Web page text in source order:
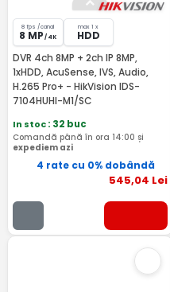
8 fps /canal
8 MP / 4K
max 1 x
HDD
DVR 4ch 8MP + 2ch IP 8MP,
1xHDD, AcuSense, IVS, Audio,
H.265 Pro+ - HikVision IDS-
7104HUHI-M1/SC
In stoc: 32 buc
Comandă până în ora 14:00 și
expediem azi
4 rate cu 0% dobândă
545,04 Lei